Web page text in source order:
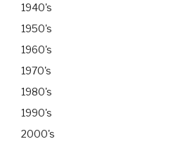
1940's
1950's
1960's
1970's
1980's
1990's
2000's